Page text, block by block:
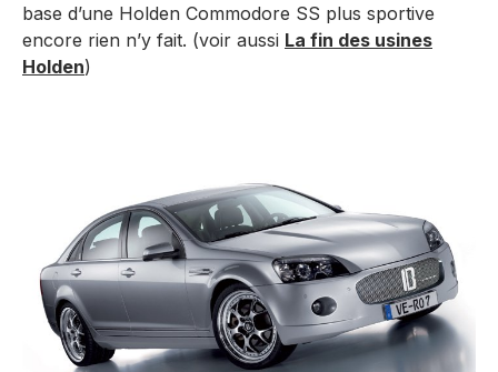
base d’une Holden Commodore SS plus sportive
encore rien n’y fait. (voir aussi La fin des usines
Holden)